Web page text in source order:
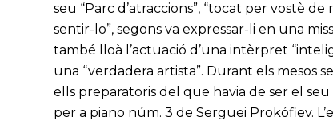
seu “Parc d’atraccions”, “tocat per vostè
sentir-lo”, segons va expressar-li en una
també lloà l’actuació d’una intèrpret
una “verdadera artista”. Durant els mesos
ells preparatoris del que havia de ser el
per a piano núm. 3 de Serguei Prokófiev.